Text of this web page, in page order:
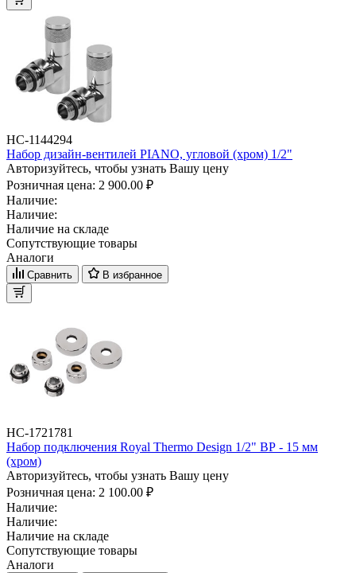
НС-1144294
Набор дизайн-вентилей PIANO, угловой (хром) 1/2"
Авторизуйтесь, чтобы узнать Вашу цену
Розничная цена: 2 900.00 ₽
Наличие:
Наличие:
Наличие на складе
Сопутствующие товары
Аналоги
Сравнить В избранное
НС-1721781
Набор подключения Royal Thermo Design 1/2" ВР - 15 мм
(хром)
Авторизуйтесь, чтобы узнать Вашу цену
Розничная цена: 2 100.00 ₽
Наличие:
Наличие:
Наличие на складе
Сопутствующие товары
Аналоги